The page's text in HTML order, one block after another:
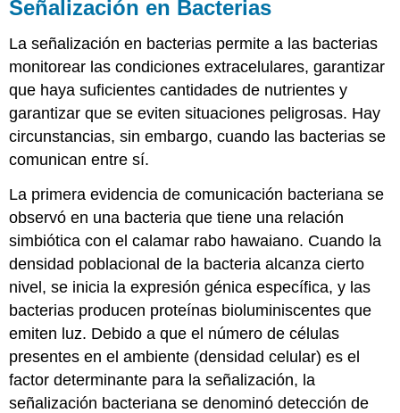
Señalización en Bacterias
La señalización en bacterias permite a las bacterias
monitorear las condiciones extracelulares, garantizar
que haya suficientes cantidades de nutrientes y
garantizar que se eviten situaciones peligrosas. Hay
circunstancias, sin embargo, cuando las bacterias se
comunican entre sí.
La primera evidencia de comunicación bacteriana se
observó en una bacteria que tiene una relación
simbiótica con el calamar rabo hawaiano. Cuando la
densidad poblacional de la bacteria alcanza cierto
nivel, se inicia la expresión génica específica, y las
bacterias producen proteínas bioluminiscentes que
emiten luz. Debido a que el número de células
presentes en el ambiente (densidad celular) es el
factor determinante para la señalización, la
señalización bacteriana se denominódetección de